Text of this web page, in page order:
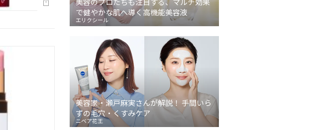
で健やかな肌へ導く高機能美容液
エリクシール
美容家・瀬戸麻実さんが解説！ 手間いら
ずの毛穴・くすみケア
ニベア花王